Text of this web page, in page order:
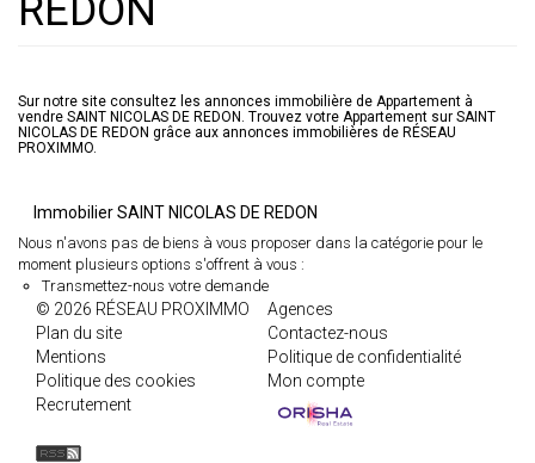
REDON
Sur notre site consultez les annonces immobilière de Appartement à
vendre SAINT NICOLAS DE REDON. Trouvez votre Appartement sur SAINT
NICOLAS DE REDON grâce aux annonces immobilières de RÉSEAU
PROXIMMO.
Immobilier SAINT NICOLAS DE REDON
Nous n'avons pas de biens à vous proposer dans la catégorie pour le
moment plusieurs options s'offrent à vous :
Transmettez-nous votre demande
© 2026 RÉSEAU PROXIMMO
Agences
Plan du site
Contactez-nous
Mentions
Politique de confidentialité
Politique des cookies
Mon compte
Recrutement